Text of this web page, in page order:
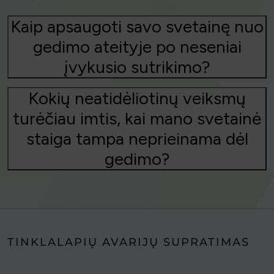
Kaip apsaugoti savo svetainę nuo
gedimo ateityje po neseniai
įvykusio sutrikimo?
Kokių neatidėliotinų veiksmų
turėčiau imtis, kai mano svetainė
staiga tampa neprieinama dėl
gedimo?
TINKLALAPIŲ AVARIJŲ SUPRATIMAS